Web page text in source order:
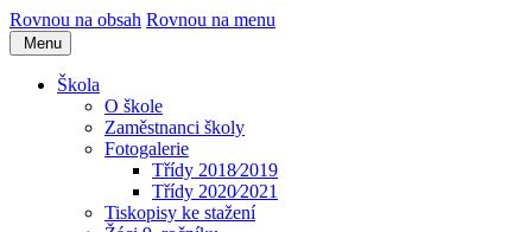
Rovnou na obsah Rovnou na menu
Menu
Škola
O škole
Zaměstnanci školy
Fotogalerie
Třídy 2018⁄2019
Třídy 2020⁄2021
Tiskopisy ke stažení